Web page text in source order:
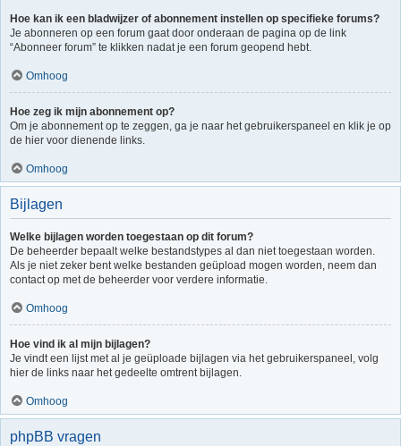
Hoe kan ik een bladwijzer of abonnement instellen op specifieke forums?
Je abonneren op een forum gaat door onderaan de pagina op de link
“Abonneer forum” te klikken nadat je een forum geopend hebt.
Omhoog
Hoe zeg ik mijn abonnement op?
Om je abonnement op te zeggen, ga je naar het gebruikerspaneel en klik je op
de hier voor dienende links.
Omhoog
Bijlagen
Welke bijlagen worden toegestaan op dit forum?
De beheerder bepaalt welke bestandstypes al dan niet toegestaan worden.
Als je niet zeker bent welke bestanden geüpload mogen worden, neem dan
contact op met de beheerder voor verdere informatie.
Omhoog
Hoe vind ik al mijn bijlagen?
Je vindt een lijst met al je geüploade bijlagen via het gebruikerspaneel, volg
hier de links naar het gedeelte omtrent bijlagen.
Omhoog
phpBB vragen